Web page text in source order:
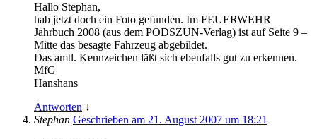
Hallo Stephan,
hab jetzt doch ein Foto gefunden. Im FEUERWEHR
Jahrbuch 2008 (aus dem PODSZUN-Verlag) ist auf Seite 9 –
Mitte das besagte Fahrzeug abgebildet.
Das amtl. Kennzeichen läßt sich ebenfalls gut zu erkennen.
MfG
Hanshans
Antworten ↓
Stephan Geschrieben am 21. August 2007 um 18:21